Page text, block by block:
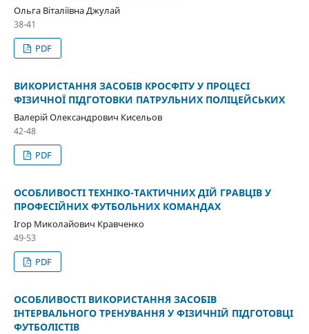
Ольга Віталіївна Джулай
38-41
PDF
ВИКОРИСТАННЯ ЗАСОБІВ КРОСФІТУ У ПРОЦЕСІ
ФІЗИЧНОЇ ПІДГОТОВКИ ПАТРУЛЬНИХ ПОЛІЦЕЙСЬКИХ
Валерій Олександрович Кисельов
42-48
PDF
ОСОБЛИВОСТІ ТЕХНІКО-ТАКТИЧНИХ ДІЙ ГРАВЦІВ У
ПРОФЕСІЙНИХ ФУТБОЛЬНИХ КОМАНДАХ
Ігор Миколайович Кравченко
49-53
PDF
ОСОБЛИВОСТІ ВИКОРИСТАННЯ ЗАСОБІВ
ІНТЕРВАЛЬНОГО ТРЕНУВАННЯ У ФІЗИЧНІЙ ПІДГОТОВЦІ
ФУТБОЛІСТІВ